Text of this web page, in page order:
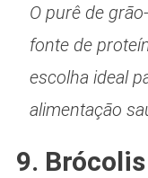
O purê de
fonte de
escolha ideal
alimentação
9.